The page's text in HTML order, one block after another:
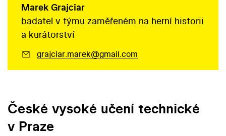
Marek Grajciar
badatel v týmu zaměřeném na herní historii
a kurátorství
grajciar.marek@gmail.com
České vysoké učení technické
v Praze